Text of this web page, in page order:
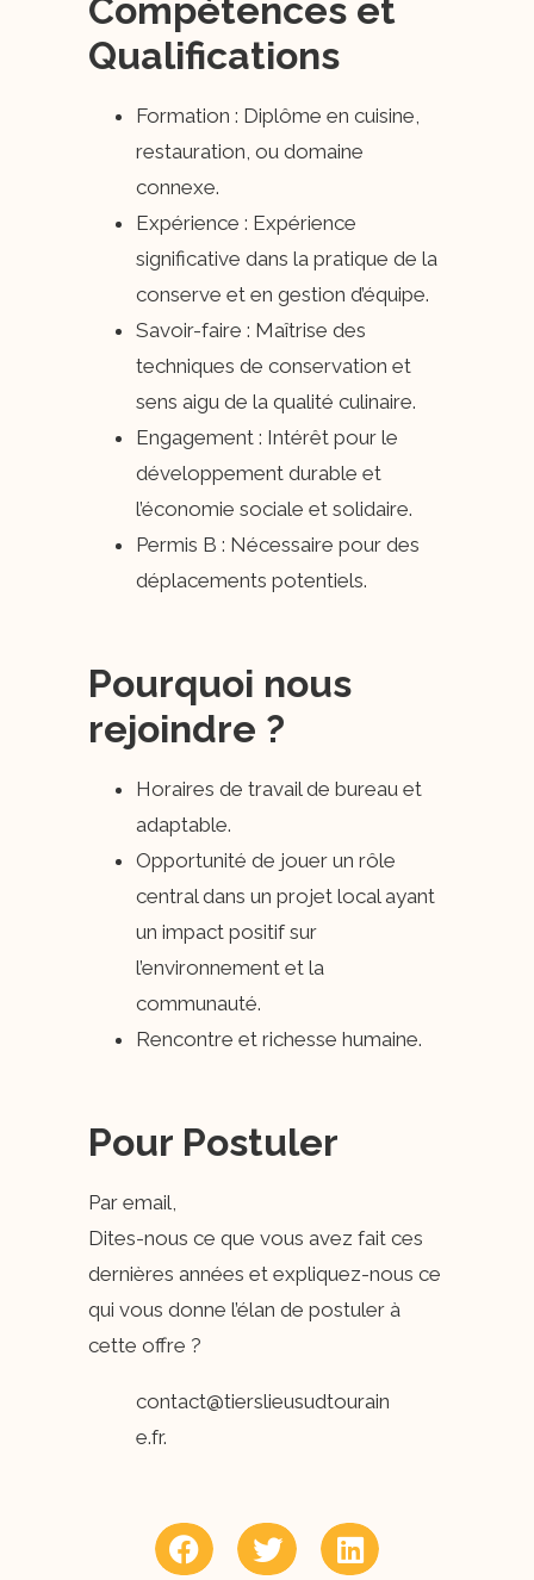
Compétences et
Qualifications
Formation : Diplôme en cuisine,
restauration, ou domaine
connexe.
Expérience : Expérience
significative dans la pratique de la
conserve et en gestion d’équipe.
Savoir-faire : Maîtrise des
techniques de conservation et
sens aigu de la qualité culinaire.
Engagement : Intérêt pour le
développement durable et
l’économie sociale et solidaire.
Permis B : Nécessaire pour des
déplacements potentiels.
Pourquoi nous
rejoindre ?
Horaires de travail de bureau et
adaptable.
Opportunité de jouer un rôle
central dans un projet local ayant
un impact positif sur
l’environnement et la
communauté.
Rencontre et richesse humaine.
Pour Postuler
Par email,
Dites-nous ce que vous avez fait ces
dernières années et expliquez-nous ce
qui vous donne l’élan de postuler à
cette offre ?
contact@tierslieusudtourain
e.fr.